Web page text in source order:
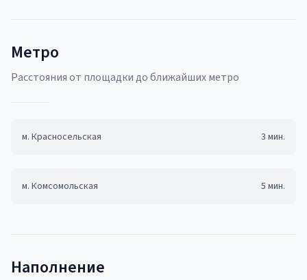
Метро
Pасстояния от площадки до ближайших метро
м. Красносельская 3 мин.
м. Комсомольская 5 мин.
Наполнение